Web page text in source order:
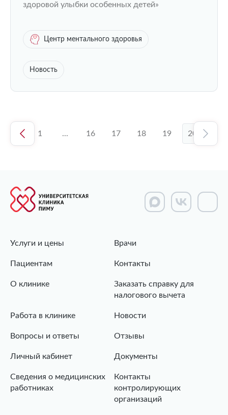
здоровой улыбки особенных детей»
Центр ментального здоровья
Новость
1 ... 16 17 18 19 20
Услуги и цены Врачи
Пациентам Контакты
О клинике
Заказать справку для
налогового вычета
Работа в клинике Новости
Вопросы и ответы Отзывы
Личный кабинет Документы
Сведения о медицинских
работниках
Контакты
контролирующих
организаций